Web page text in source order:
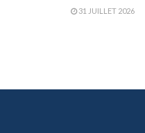
31 JUILLET 2026